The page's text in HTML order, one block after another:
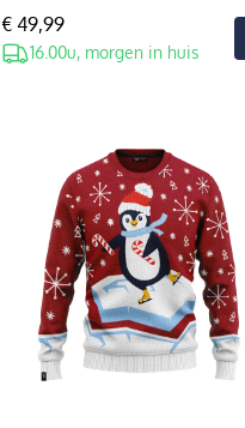
€ 49,99
16.00u, morgen in huis